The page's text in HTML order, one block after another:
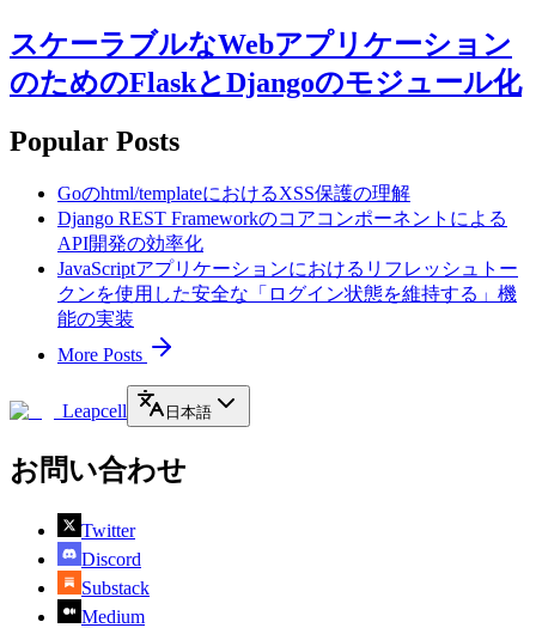
スケーラブルなWebアプリケーション
のためのFlaskとDjangoのモジュール化
Popular Posts
Goのhtml/templateにおけるXSS保護の理解
Django REST Frameworkのコアコンポーネントによる
API開発の効率化
JavaScriptアプリケーションにおけるリフレッシュトー
クンを使用した安全な「ログイン状態を維持する」機
能の実装
More Posts
Leapcell 日本語
お問い合わせ
Twitter
Discord
Substack
Medium